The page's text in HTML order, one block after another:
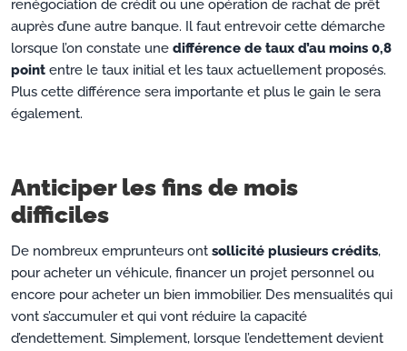
renégociation de crédit ou une opération de rachat de prêt
auprès d’une autre banque. Il faut entrevoir cette démarche
lorsque l’on constate une différence de taux d’au moins 0,8
point entre le taux initial et les taux actuellement proposés.
Plus cette différence sera importante et plus le gain le sera
également.
Anticiper les fins de mois
difficiles
De nombreux emprunteurs ont sollicité plusieurs crédits,
pour acheter un véhicule, financer un projet personnel ou
encore pour acheter un bien immobilier. Des mensualités qui
vont s’accumuler et qui vont réduire la capacité
d’endettement. Simplement, lorsque l’endettement devient